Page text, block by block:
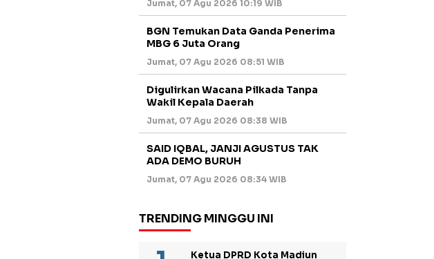
Jumat, 07 Agu 2026 10:19 WIB
BGN Temukan Data Ganda Penerima
MBG 6 Juta Orang
Jumat, 07 Agu 2026 08:51 WIB
Digulirkan Wacana Pilkada Tanpa
Wakil Kepala Daerah
Jumat, 07 Agu 2026 08:38 WIB
SAID IQBAL, JANJI AGUSTUS TAK
ADA DEMO BURUH
Jumat, 07 Agu 2026 08:34 WIB
TRENDING MINGGU INI
Ketua DPRD Kota Madiun